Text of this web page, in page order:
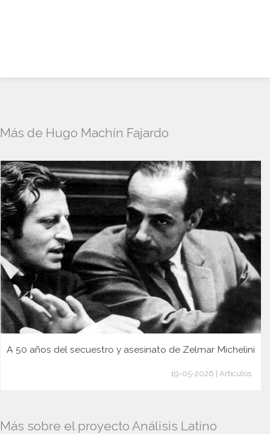
Más de Hugo Machín Fajardo
A 50 años del secuestro y asesinato de Zelmar Michelini
19-05-2026 | Artículos
Más sobre el proyecto Análisis Latino